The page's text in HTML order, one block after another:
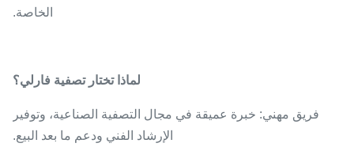
الخاصة.
لماذا تختار تصفية فارلي؟
فريق مهني: خبرة عميقة في مجال التصفية الصناعية، وتوفير
الإرشاد الفني ودعم ما بعد البيع.